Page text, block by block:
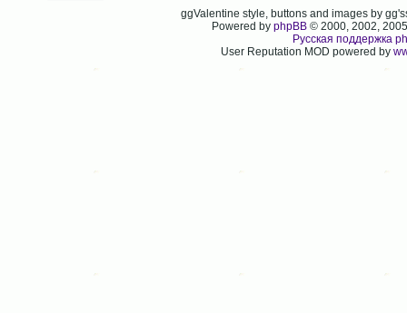
ggValentine style, buttons and images by
Powered byphpBB © 2000, 2002,
Русская поддержка
User Reputation MOD powered by